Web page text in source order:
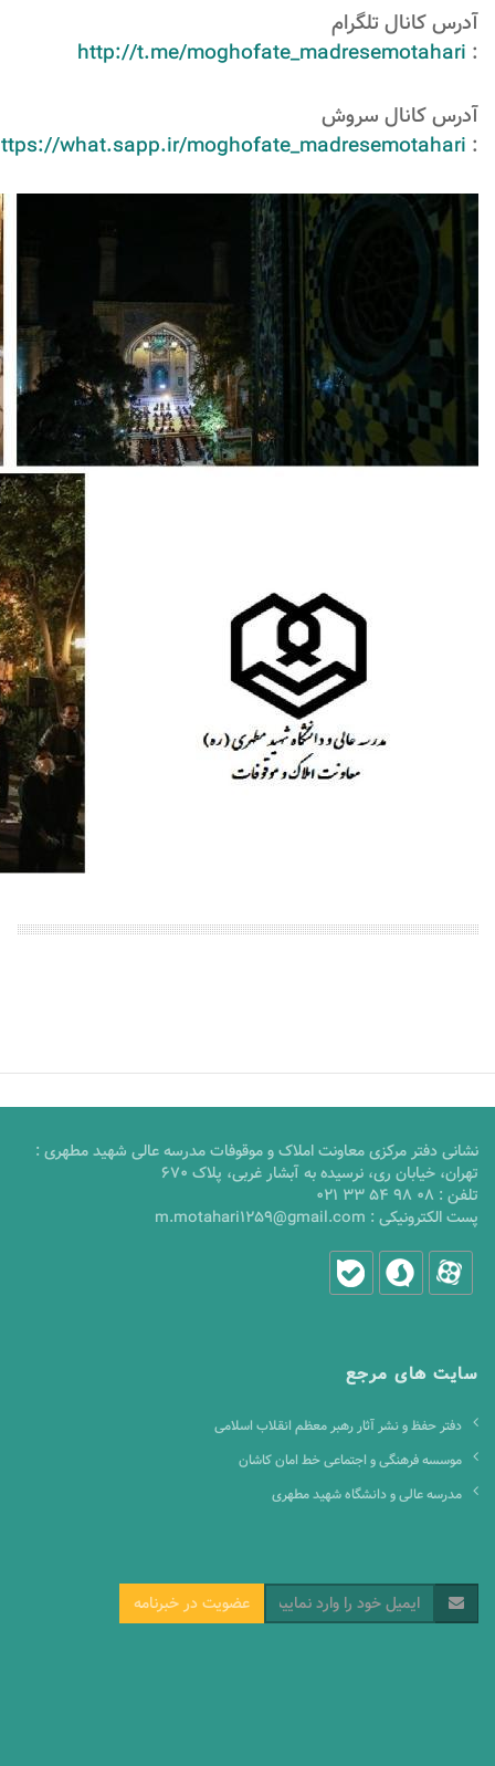
آدرس کانال تلگرام
:
http://t.me/moghofate_madresemotahari
آدرس کانال سروش
:
what.sapp.ir/moghofate_madresemotahari
نشانی دفتر مرکزی معاونت املاک و موقوفات مدرسه عالی شهید مطهری :
تهران، خیابان ری، نرسیده به آبشار غربی، پلاک 670
تلفن : 021 33 54 98 08
پست الکترونیکی : m.motahari1259@gmail.com
سایت های مرجع
دفتر حفظ و نشر آثار رهبر معظم انقلاب اسلامی
موسسه فرهنگی و اجتماعی خط امان کاشان
مدرسه عالی و دانشگاه شهید مطهری
عضویت در خبرنامه